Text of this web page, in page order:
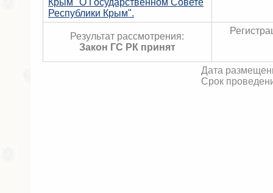
Крым "О Государственном Совете
Республики Крым".
Результат рассмотрения:
Закон ГС РК принят
Дата
Срок